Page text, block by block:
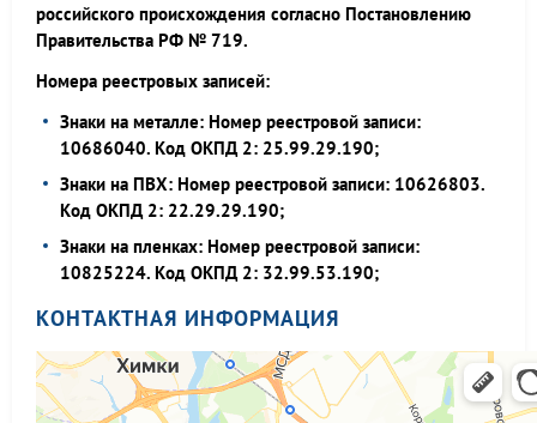
российского происхождения согласно Постановлению
Правительства РФ № 719.
Номера реестровых записей:
Знаки на металле: Номер реестровой записи:
10686040. Код ОКПД 2: 25.99.29.190;
Знаки на ПВХ: Номер реестровой записи: 10626803.
Код ОКПД 2: 22.29.29.190;
Знаки на пленках: Номер реестровой записи:
10825224. Код ОКПД 2: 32.99.53.190;
КОНТАКТНАЯ ИНФОРМАЦИЯ